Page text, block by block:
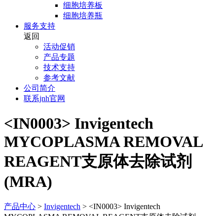
细胞培养板
细胞培养瓶
服务支持
返回
活动促销
产品专题
技术支持
参考文献
公司简介
联系jnh官网
<IN0003> Invigentech
MYCOPLASMA REMOVAL
REAGENT支原体去除试剂
(MRA)
产品中心 > Invigentech > <IN0003> Invigentech